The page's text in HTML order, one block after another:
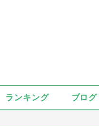
ランキング ブログ